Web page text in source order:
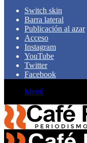
Switch skin
Barra lateral
Publicación al azar
Acceso
Instagram
YouTube
Twitter
Facebook
Menú